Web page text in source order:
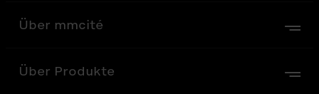
Über mmcité
Über Produkte